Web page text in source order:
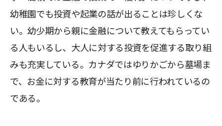
幼稚園でも投資や起業の話が出ることは珍しくな
い。幼少期から親に金融について教えてもらってい
る人もいるし、大人に対する投資を促進する取り組
みも充実している。カナダではゆりかごから墓場ま
で、お金に対する教育が当たり前に行われているの
である。